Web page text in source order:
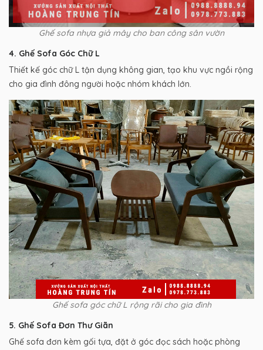
Ghế sofa nhựa giả mây cho ban công sân vườn
4. Ghế Sofa Góc Chữ L
Thiết kế góc chữ L tận dụng không gian, tạo khu vực ngồi rộng
cho gia đình đông người hoặc nhóm khách lớn.
Ghế sofa góc chữ L rộng rãi cho gia đình
5. Ghế Sofa Đơn Thư Giãn
Ghế sofa đơn kèm gối tựa, đặt ở góc đọc sách hoặc phòng